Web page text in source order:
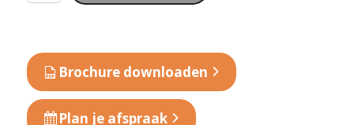
B
aantalBrochure downloaden
Plan je afspraak